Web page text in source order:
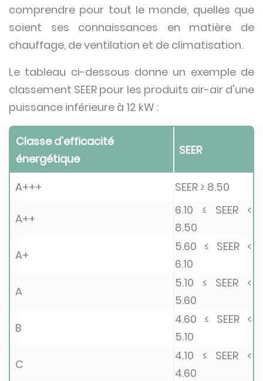
comprendre pour tout le monde, quelles que
soient ses connaissances en matière de
chauffage, de ventilation et de climatisation.
Le tableau ci-dessous donne un exemple de
classement SEER pour les produits air-air d'une
puissance inférieure à 12 kW :
Classe d'efficacité
énergétique
SEER
A+++ SEER ≥ 8.50
A++
6.10 ≤ SEER <
8.50
A+
5.60 ≤ SEER <
6.10
A
5.10 ≤ SEER <
5.60
B
4.60 ≤ SEER <
5.10
C
4.10 ≤ SEER <
4.60